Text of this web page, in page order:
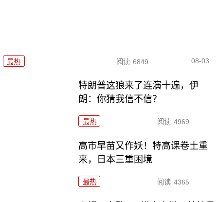
最热 阅读 6849 08-03
特朗普这狼来了连演十遍，伊
朗：你猜我信不信？
最热 阅读 4969
高市早苗又作妖！特高课卷土重
来，日本三重困境
最热 阅读 4365